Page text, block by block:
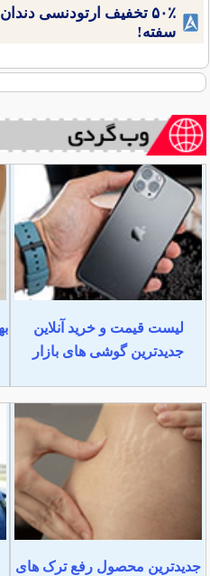
۵۰٪ تخفیف ارتودنسی
سفته!
لیست قیمت و خرید آنلاین
جدیدترین گوشی های بازار
جدیدترین محصول رفع ترک های